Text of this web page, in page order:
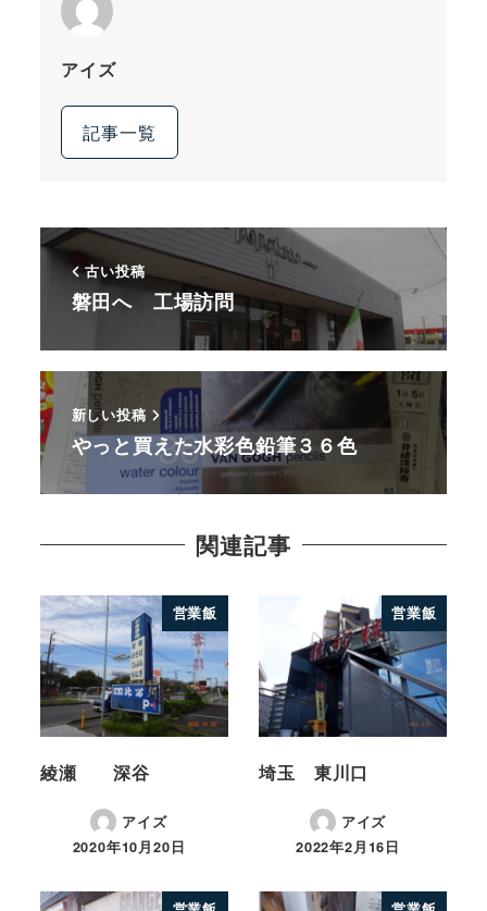
アイズ
記事一覧
古い投稿
磐田へ 工場訪問
新しい投稿
やっと買えた水彩色鉛筆３６色
関連記事
営業飯
綾瀬 深谷
アイズ
2020年10月20日
営業飯
埼玉 東川口
アイズ
2022年2月16日